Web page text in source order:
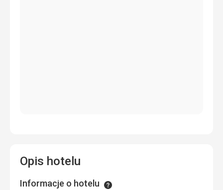
Opis hotelu
Informacje o hotelu Informacje